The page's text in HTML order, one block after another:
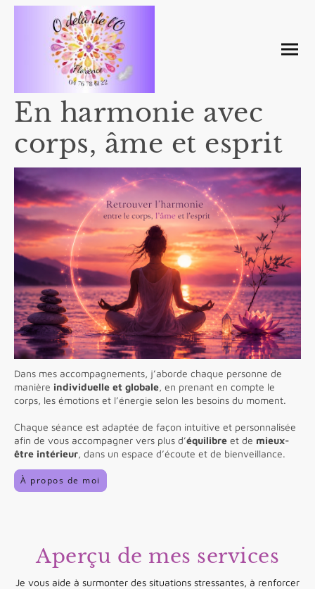
En harmonie avec
corps, âme et esprit
Dans mes accompagnements, j’aborde chaque personne de
manière individuelle et globale, en prenant en compte le
corps, les émotions et l’énergie selon les besoins du moment.
Chaque séance est adaptée de façon intuitive et personnalisée
afin de vous accompagner vers plus d’équilibre et de mieux-
être intérieur, dans un espace d’écoute et de bienveillance.
À propos de moi
Aperçu de mes services
Je vous aide à surmonter des situations stressantes, à renforcer